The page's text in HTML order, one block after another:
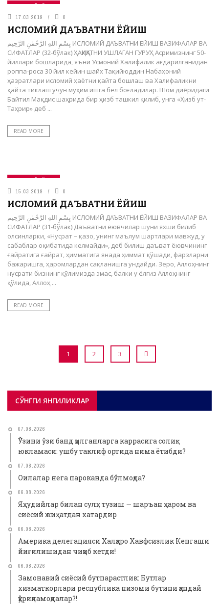
САҚОФИЙ БЎЛИМ
17.03.2019 0
ИСЛОМИЙ ДАЪВАТНИ ЁЙИШ
بِسْمِ اللهِ الرَّحْمٰنِ الرَّحِيم ИСЛОМИЙ ДАЪВАТНИ ЁЙИШ ВАЗИФАЛАР ВА
СИФАТЛАР (32-бўлак) ҲАҚИҚАТНИ УШЛАГАН ГУРУҲ Асримизнинг 50-
йиллари бошларида, яъни Усмоний Халифалик ағдарилганидан
роппа-роса 30 йил кейин шайх Тақийюддин Набаҳоний
ҳазратлари исломий ҳаётни қайта бошлаш ва Халифаликни
қайта тиклаш учун муҳим ишга бел боғладилар. Шом диёридаги
Байтил Мақдис шаҳрида бир ҳизб ташкил қилиб, унга «Ҳизб ут-
Таҳрир» деб ...
READ MORE
САҚОФИЙ БЎЛИМ
15.03.2019 0
ИСЛОМИЙ ДАЪВАТНИ ЁЙИШ
بِسْمِ اللهِ الرَّحْمٰنِ الرَّحِيم ИСЛОМИЙ ДАЪВАТНИ ЁЙИШ ВАЗИФАЛАР ВА
СИФАТЛАР (31-бўлак) Даъватни ёювчилар шуни яхши билиб
олсинларки, «Нусрат – қазо, унинг маълум шартлари мавжуд, у
сабаблар оқибатида келмайди», деб билиш даъват ёювчининг
ғайратига ғайрат, ҳимматига янада ҳиммат қўшади, фарзларни
бажаришга, ҳаромлардан сақланишга ундайди. Зеро, Аллоҳнинг
нусрати бизнинг қўлимизда эмас, балки у ёлғиз Аллоҳнинг
қўлида, Аллоҳ ...
READ MORE
1 2 3
СЎНГГИ ЯНГИЛИКЛАР
07.08.2026
Ўзини ўзи банд қилганларга каррасига солиқ
юкламаси: ушбу таклиф ортида нима ётибди?
07.08.2026
Оилалар нега пароканда бўлмоқда?
06.08.2026
Яҳудийлар билан сулҳ тузиш — шаръан ҳаром ва
сиёсий жиҳатдан хатардир
06.08.2026
Америка делегацияси Халқаро Хавфсизлик Кенгаши
йиғилишидан чиқиб кетди!
06.08.2026
Замонавий сиёсий бутпарастлик: Бутлар
хизматкорлари республика низоми бутини қандай
қўриқламоқдалар?!